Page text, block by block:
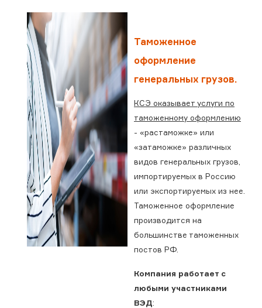
Таможенное
оформление
генеральных грузов.
КСЭ оказывает услуги по
таможенному оформлению
- «растаможке» или
«затаможке» различных
видов генеральных грузов,
импортируемых в Россию
или экспортируемых из нее.
Таможенное оформление
производится на
большинстве таможенных
постов РФ.
Компания работает с
любыми участниками
ВЭД: